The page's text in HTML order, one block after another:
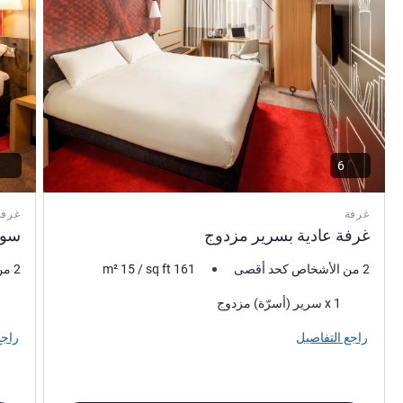
the heart of East London.
إدارة الفندق Dayana Kancheva
غرفة
غرفة عادية بسرير مزدوج
2 من الأشخاص كحد أقصى m² 15/sq ft 161
فرش السرير
1 x سرير (أسرّة) مزدوج
راجع التفاصيل
2 من الأشخاص كحد أقصى